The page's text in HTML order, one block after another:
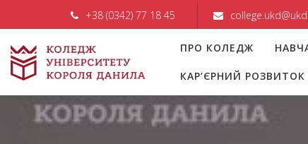
+38 (0342) 77 18 45
ПРО КОЛЕДЖ
КАР’ЄРНИЙ